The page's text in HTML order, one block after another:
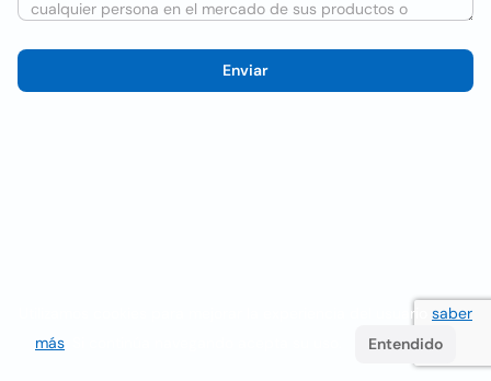
Enviar
Utilizamos cookies para mejorar la experiencia del usuario saber
más
Entendido